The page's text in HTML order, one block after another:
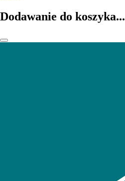
Dodawanie do koszyka...